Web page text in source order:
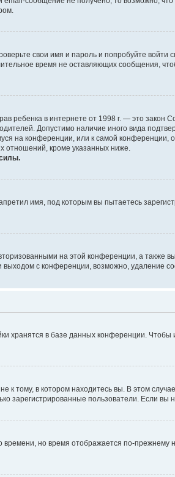
свои имя и пароль и попробуйте
время не оставляющих сообщения,
ребенка в интернете от 1998 г. — это
Допустимо наличие иного вида
на конференции, или к самой
отношений, кроме указанных ниже.
имя, под которым вы пытаетесь
на этой конференции, а также
с конференции, возможно, удаление
хранятся в базе данных конференции. Чтобы
тому, в котором находитесь вы. В этом
зарегистрированные пользователи. Если
времени, но время отображается по-